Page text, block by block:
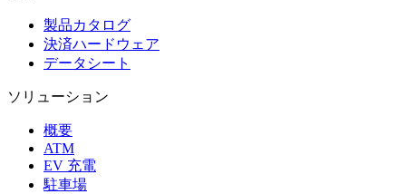
製品カタログ
決済ハードウェア
データシート
ソリューション
概要
ATM
EV 充電
駐車場